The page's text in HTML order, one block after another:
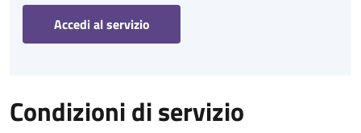
Accedi al servizio
Condizioni di servizio